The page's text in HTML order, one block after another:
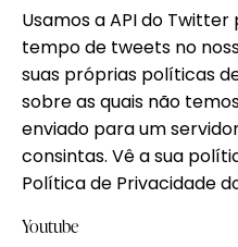
Usamos a API do
tempo de tweets no
suas próprias políticas
sobre as quais não
enviado para um
consintas. Vê a sua
Política de Privacidade
Youtube